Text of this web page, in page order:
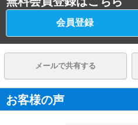
会員登録
メールで共有する
お客様の声